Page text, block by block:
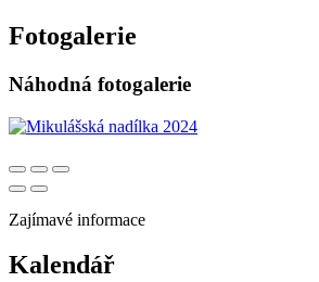
Fotogalerie
Náhodná fotogalerie
Zajímavé informace
Kalendář